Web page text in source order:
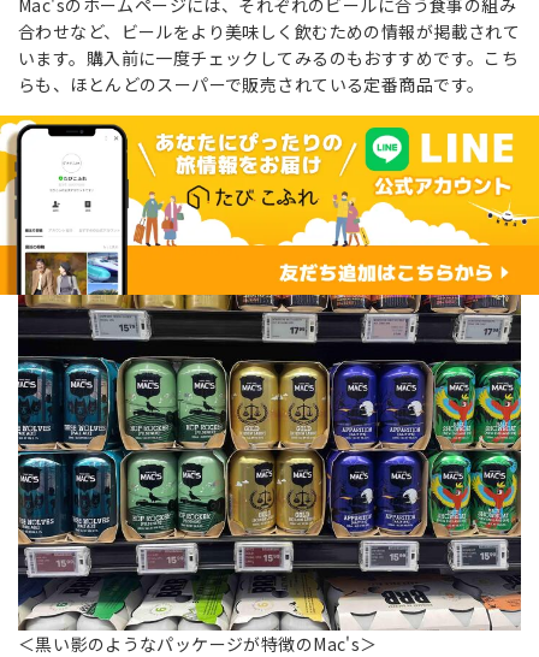
合わせなど、ビールをより美味しく飲むための情報が掲載されて
います。購入前に一度チェックしてみるのもおすすめです。こち
らも、ほとんどのスーパーで販売されている定番商品です。
＜黒い影のようなパッケージが特徴のMac's＞